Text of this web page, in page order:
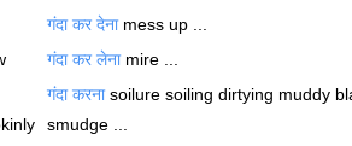
गंदा कर देनाmess up ...
गंदा कर लेनाmire ...
गंदा करनाsoilure soiling dirtying muddy
smudge ...